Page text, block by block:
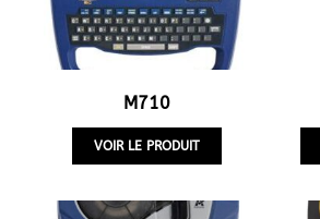
M710
VOIR LE PRODUIT